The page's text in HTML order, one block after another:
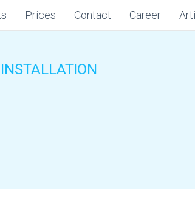
Prices Contact Career